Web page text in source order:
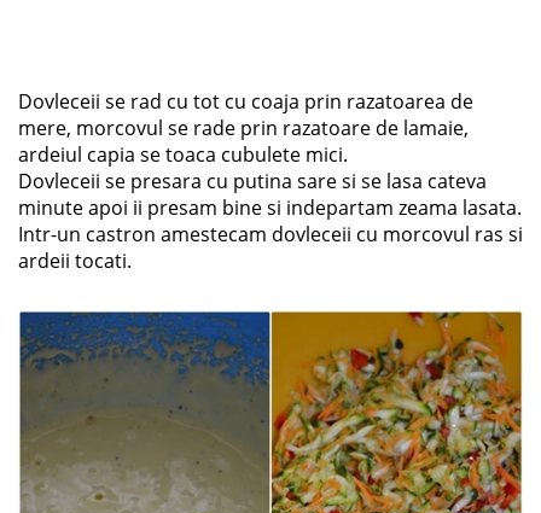
Dovleceii se rad cu tot cu coaja prin razatoarea de
mere, morcovul se rade prin razatoare de lamaie,
ardeiul capia se toaca cubulete mici.
Dovleceii se presara cu putina sare si se lasa cateva
minute apoi ii presam bine si indepartam zeama lasata.
Intr-un castron amestecam dovleceii cu morcovul ras si
ardeii tocati.